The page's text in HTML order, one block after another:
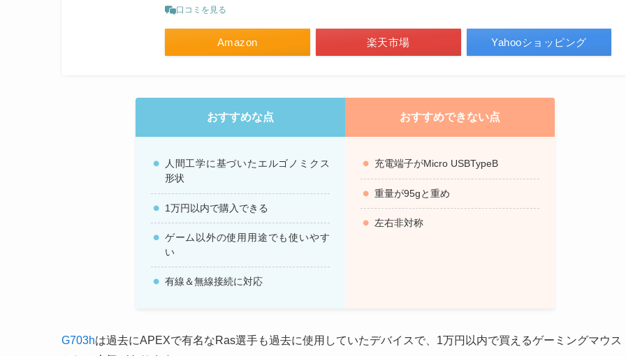
口コミを見る
Amazon 楽天市場 Yahooショッピング
おすすめな点 おすすめできない点
人間工学に基づいたエルゴノミクス
形状
1万円以内で購入できる
ゲーム以外の使用用途でも使いやす
い
有線＆無線接続に対応
充電端子がMicro USBTypeB
重量が95gと重め
左右非対称
G703hは過去にAPEXで有名なRas選手も過去に使用していたデバイスで、1万円以内で買えるゲーミングマウス